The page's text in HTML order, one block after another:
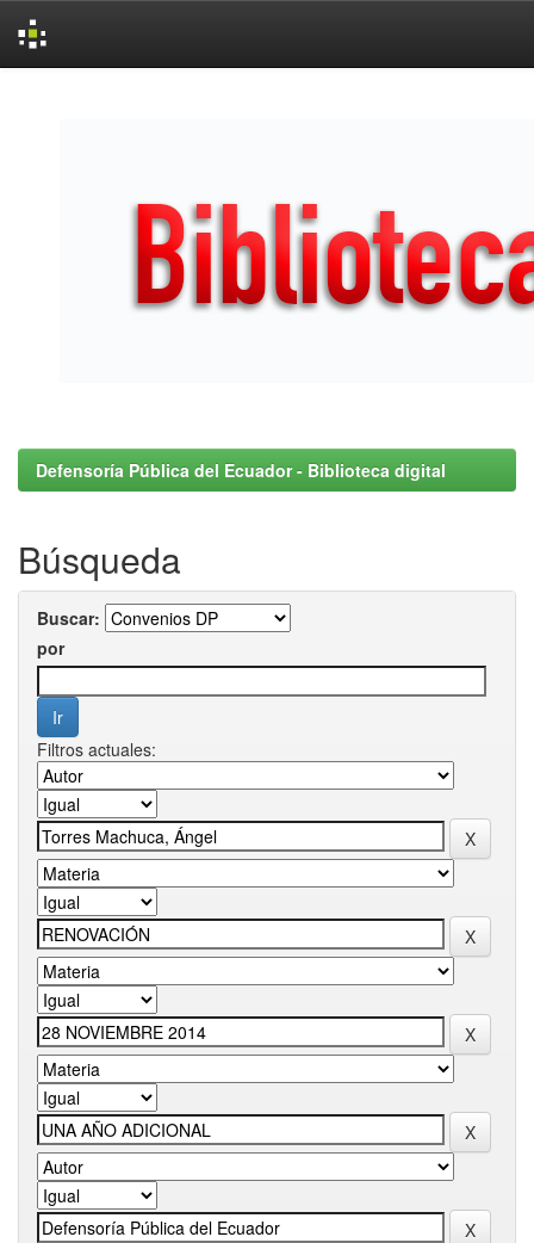
Defensoría Pública del Ecuador - Biblioteca digital
Búsqueda
Buscar:
por
Filtros actuales: